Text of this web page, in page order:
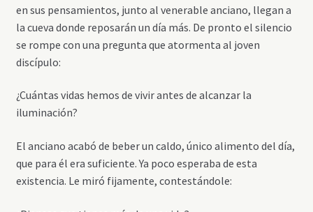
en sus pensamientos, junto al venerable anciano, llegan a
la cueva donde reposarán un día más. De pronto el silencio
se rompe con una pregunta que atormenta al joven
discípulo:
¿Cuántas vidas hemos de vivir antes de alcanzar la
iluminación?
El anciano acabó de beber un caldo, único alimento del día,
que para él era suficiente. Ya poco esperaba de esta
existencia. Le miró fijamente, contestándole: